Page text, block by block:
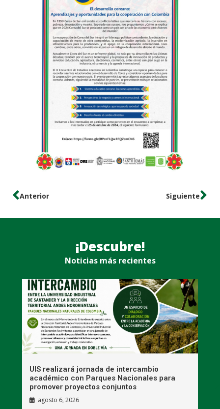
Anterior Siguiente
¡Descubre!
Noticias más recientes
UIS realizará jornada de intercambio
académico con Parques Nacionales para
promover proyectos conjuntos
agosto 6, 2026